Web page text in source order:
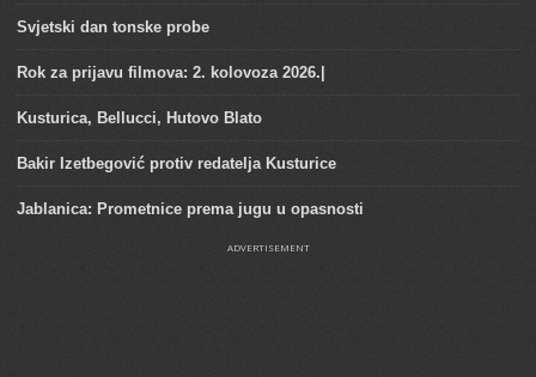
Svjetski dan tonske probe
Rok za prijavu filmova: 2. kolovoza 2026.|
Kusturica, Bellucci, Hutovo Blato
Bakir Izetbegović protiv redatelja Kusturice
Jablanica: Prometnice prema jugu u opasnosti
ADVERTISEMENT